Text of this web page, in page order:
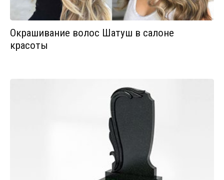
Окрашивание волос Шатуш в салоне
красоты